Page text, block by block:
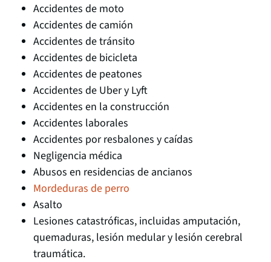
Accidentes de moto
Accidentes de camión
Accidentes de tránsito
Accidentes de bicicleta
Accidentes de peatones
Accidentes de Uber y Lyft
Accidentes en la construcción
Accidentes laborales
Accidentes por resbalones y caídas
Negligencia médica
Abusos en residencias de ancianos
Mordeduras de perro
Asalto
Lesiones catastróficas, incluidas amputación,
quemaduras, lesión medular y lesión cerebral
traumática.